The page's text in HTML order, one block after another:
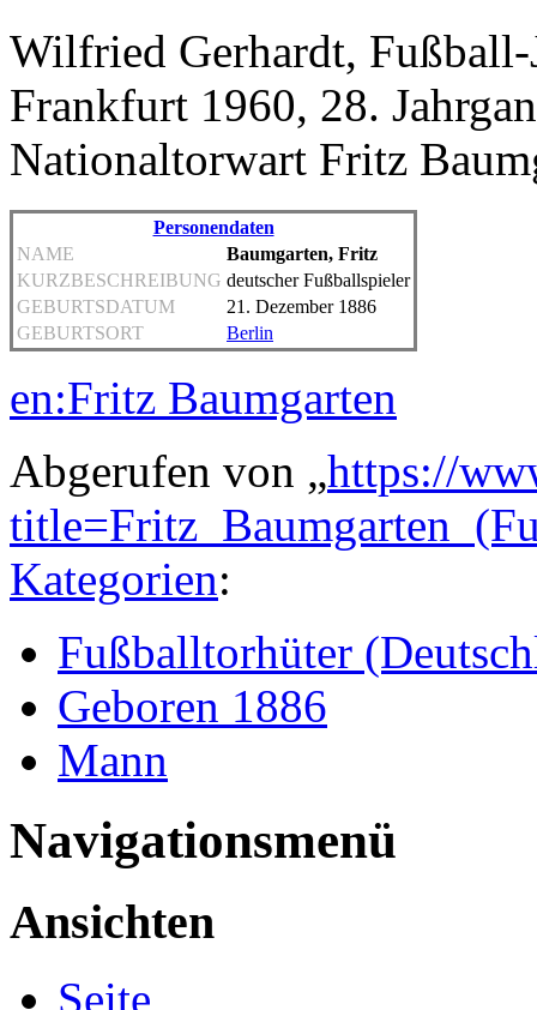
Wilfried Gerhardt,
Frankfurt 1960, 28.
Nationaltorwart Fritz
Personendaten
NAME
Baumgarten, Fritz
KURZBESCHREIBUNG deutscher Fußballspieler
GEBURTSDATUM
21. Dezember 1886
GEBURTSORT
Berlin
en:Fritz Baumgarten
Abgerufen von „https://
Kategorien:
Fußballtorhüter
Geboren 1886
Mann
Navigationsmenü
Ansichten
Seite